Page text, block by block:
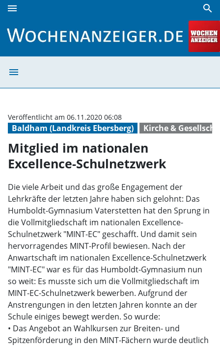
menu search
menu
Baldham (Landkreis Ebersberg) Kirche &
Veröffentlicht am 06.11.2020 06:08
Mitglied im nationalen
Excellence-Schulnetzwerk
Die viele Arbeit und das große Engagement der
Lehrkräfte der letzten Jahre haben sich gelohnt: Das
Humboldt-Gymnasium Vaterstetten hat den Sprung in
die Vollmitgliedschaft im nationalen Excellence-
Schulnetzwerk "MINT-EC" geschafft. Und damit sein
hervorragendes MINT-Profil bewiesen. Nach der
Anwartschaft im nationalen Excellence-Schulnetzwerk
"MINT-EC" war es für das Humboldt-Gymnasium nun
so weit: Es musste sich um die Vollmitgliedschaft im
MINT-EC-Schulnetzwerk bewerben. Aufgrund der
Anstrengungen in den letzten Jahren konnte an der
Schule einiges bewegt werden. So wurde:
• Das Angebot an Wahlkursen zur Breiten- und
Spitzenförderung in den MINT-Fächern wurde deutlich